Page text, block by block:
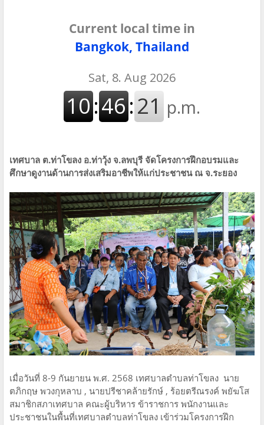
Current local time in
Bangkok, Thailand
เทศบาล ต.ท่าโขลง อ.ท่าวุ้ง จ.ลพบุรี จัดโครงการฝึกอบรมและ
ศึกษาดูงานด้านการส่งเสริมอาชีพให้แก่ประชาชน ณ จ.ระยอง
เมื่อวันที่ 8-9 กันยายน พ.ศ. 2568 เทศบาลตำบลท่าโขลง นาย
ตภิกฤษ พวงกุหลาบ , นายปรีชาคล้ายรักษ์ , ร้อยตรีณรงค์ พยัฆโส
สมาชิกสภาเทศบาล คณะผู้บริหาร ข้าราชการ พนักงานและ
ประชาชนในพื้นที่เทศบาลตำบลท่าโขลง เข้าร่วมโครงการฝึก